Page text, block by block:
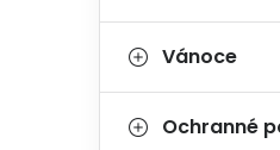
Vánoce
Ochranné